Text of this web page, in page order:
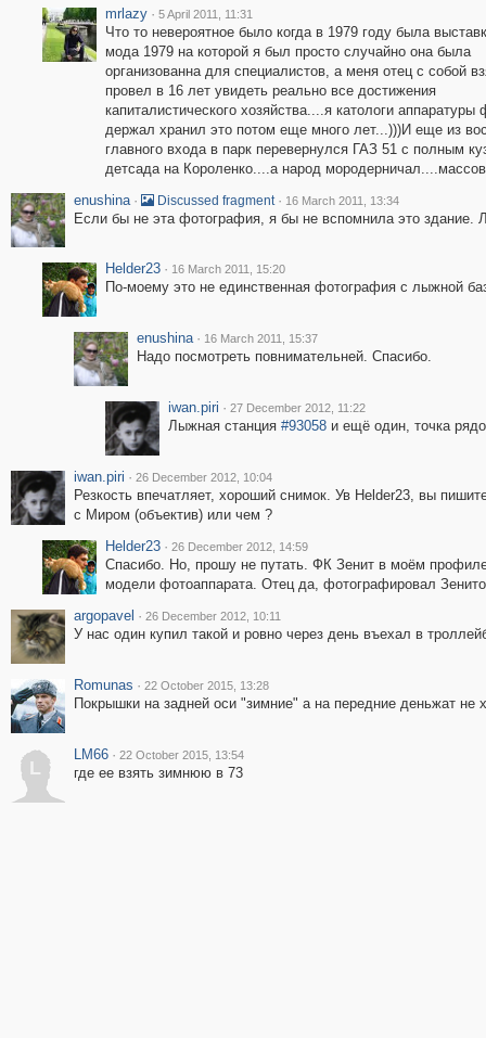
mrlazy · 5 April 2011, 11:31
Что то невероятное было когда в 1979 году была
мода 1979 на которой я был просто случайно она была
организованна для специалистов, а меня отец с собой
провел в 16 лет увидеть реально все достижения
капиталистического хозяйства....я катологи
держал хранил это потом еще много лет...)))И еще из
главного входа в парк перевернулся ГАЗ 51 с полным
детсада на Короленко....а народ
enushina · Discussed fragment · 16 March 2011, 13:34
Если бы не эта фотография, я бы не вспомнила это здание.
Helder23 · 16 March 2011, 15:20
По-моему это не единственная фотография с лыжной
enushina · 16 March 2011, 15:37
Надо посмотреть повнимательней. Спасибо.
iwan.piri · 27 December 2012, 11:22
Лыжная станция #93058и ещё один, точка
iwan.piri · 26 December 2012, 10:04
Резкость впечатляет, хороший снимок. Ув Helder23, вы
с Миром (объектив) или чем ?
Helder23 · 26 December 2012, 14:59
Спасибо. Но, прошу не путать. ФК Зенит в моём
модели фотоаппарата. Отец да, фотографировал
argopavel · 26 December 2012, 10:11
У нас один купил такой и ровно через день въехал в
Romunas · 22 October 2015, 13:28
Покрышки на задней оси "зимние" а на передние деньжат не
L
LM66 · 22 October 2015, 13:54
где ее взять зимнюю в 73